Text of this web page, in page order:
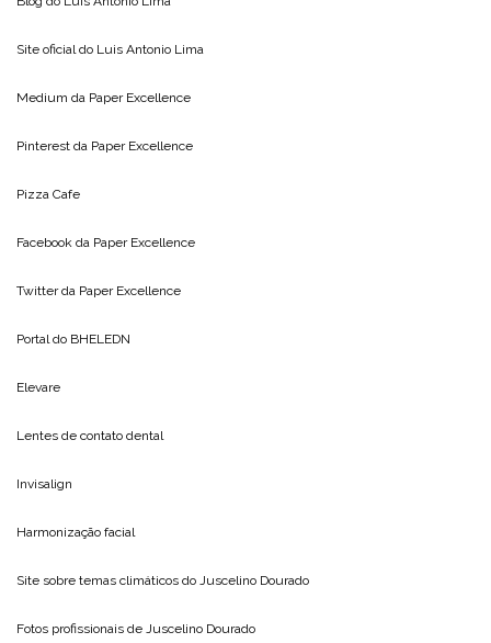
Site oficial do Luis Antonio Lima
Medium da Paper Excellence
Pinterest da Paper Excellence
Pizza Cafe
Facebook da Paper Excellence
Twitter da Paper Excellence
Portal do BHELEDN
Elevare
Lentes de contato dental
Invisalign
Harmonização facial
Site sobre temas climáticos do Juscelino Dourado
Fotos profissionais de Juscelino Dourado